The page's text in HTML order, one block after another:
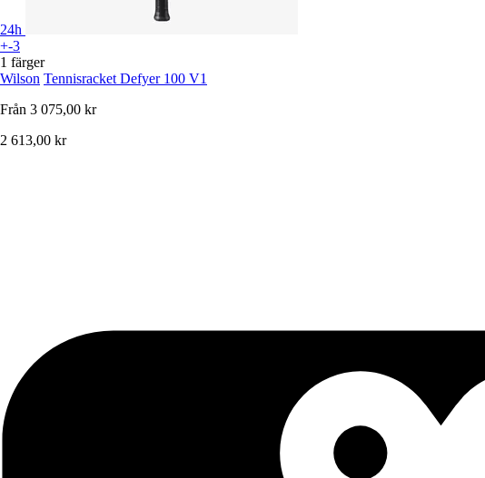
24h
+-3
1 färger
Wilson Tennisracket Defyer 100 V1
Från 3 075,00 kr
2 613,00 kr